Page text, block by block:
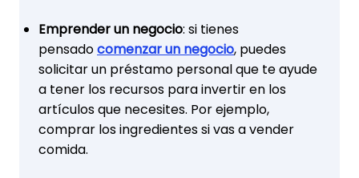
Emprender un negocio: si tienes
pensadocomenzar un negocio, puedes
solicitar un préstamo personal que te ayude
a tener los recursos para invertir en los
artículos que necesites. Por ejemplo,
comprar los ingredientes si vas a vender
comida.